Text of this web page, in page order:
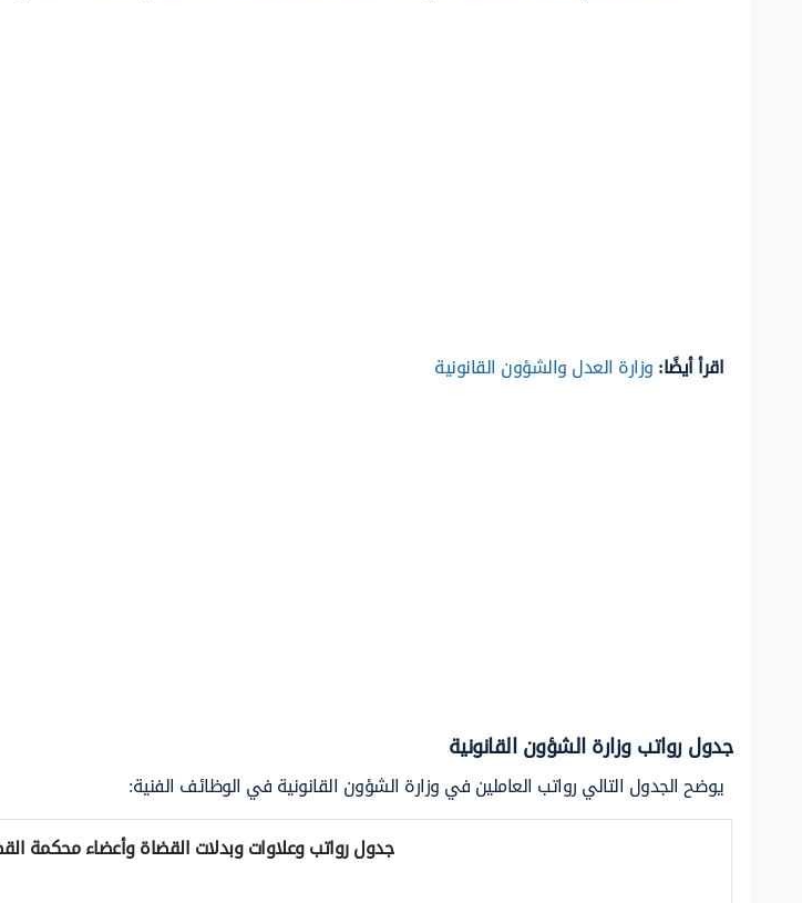
اقرأ أيضًا:وزارة العدل والشؤون القانونية
جدول رواتب وزارة الشؤون القانونية
يوضح الجدول التالي رواتب العاملين في وزارة الشؤون القانونية في الوظائف الفنية:
جدول رواتب وعلاوات وبدلات القضاة وأعضاء محكمة